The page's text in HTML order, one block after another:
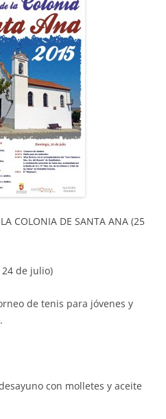
COLONIA DE SANTA ANA (25
de julio)
de tenis para jóvenes y
con molletes y aceite